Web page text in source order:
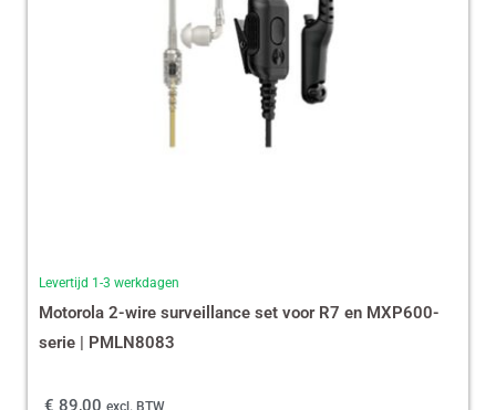
Levertijd 1-3 werkdagen
Motorola 2-wire surveillance set voor R7 en MXP600-
serie | PMLN8083
€ 89,00